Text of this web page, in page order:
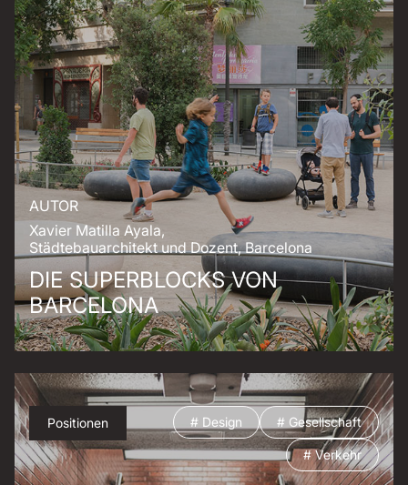
AUTOR
Xavier Matilla Ayala,
Städtebauarchitekt und Dozent, Barcelona
DIE SUPERBLOCKS VON
BARCELONA
Positionen # Design # Gesellschaft
# Verkehr